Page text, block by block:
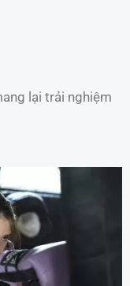
lại trải nghiệm